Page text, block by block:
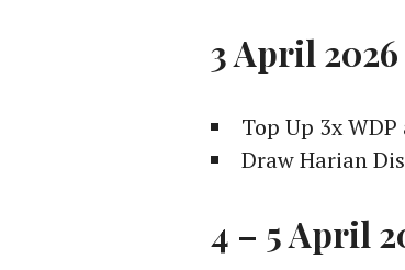
3 April
Top Up 3x
Draw Harian
4 – 5 April